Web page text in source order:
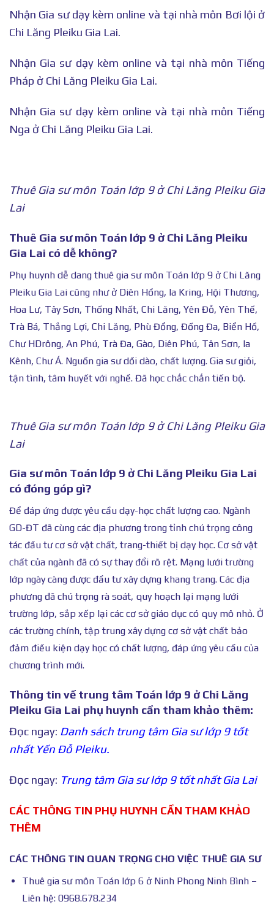
Nhận Gia sư dạy kèm online và tại nhà môn Bơi lội ở
Chi Lăng Pleiku Gia Lai.
Nhận Gia sư dạy kèm online và tại nhà môn Tiếng
Pháp ở Chi Lăng Pleiku Gia Lai.
Nhận Gia sư dạy kèm online và tại nhà môn Tiếng
Nga ở Chi Lăng Pleiku Gia Lai.
Thuê Gia sư môn Toán lớp 9 ở Chi Lăng Pleiku Gia
Lai
Thuê Gia sư môn Toán lớp 9 ở Chi Lăng Pleiku
Gia Lai có dễ không?
Phụ huynh dễ dang thuê gia sư môn Toán lớp 9 ở Chi Lăng
Pleiku Gia Lai cũng như ở Diên Hồng, Ia Kring, Hội Thương,
Hoa Lư, Tây Sơn, Thống Nhất, Chi Lăng, Yên Đỗ, Yên Thế,
Trà Bá, Thắng Lợi, Chi Lăng, Phù Đổng, Đống Đa, Biển Hồ,
Chư HDrông, An Phú, Trà Đa, Gào, Diên Phú, Tân Sơn, Ia
Kênh, Chư Á. Nguồn gia sư dồi dào, chất lượng. Gia sư giỏi,
tận tình, tâm huyết với nghề. Đã học chắc chắn tiến bộ.
Thuê Gia sư môn Toán lớp 9 ở Chi Lăng Pleiku Gia
Lai
Gia sư môn Toán lớp 9 ở Chi Lăng Pleiku Gia Lai
có đóng góp gì?
Để đáp ứng được yêu cầu dạy-học chất lượng cao. Ngành
GD-ĐT đã cùng các địa phương trong tỉnh chú trọng công
tác đầu tư cơ sở vật chất, trang-thiết bị dạy học. Cơ sở vật
chất của ngành đã có sự thay đổi rõ rệt. Mạng lưới trường
lớp ngày càng được đầu tư xây dựng khang trang. Các địa
phương đã chú trọng rà soát, quy hoạch lại mạng lưới
trường lớp, sắp xếp lại các cơ sở giáo dục có quy mô nhỏ. Ở
các trường chính, tập trung xây dựng cơ sở vật chất bảo
đảm điều kiện dạy học có chất lượng, đáp ứng yêu cầu của
chương trình mới.
Thông tin về trung tâm Toán lớp 9 ở Chi Lăng
Pleiku Gia Lai phụ huynh cần tham khảo thêm:
Đọc ngay: Danh sách trung tâm Gia sư lớp 9 tốt
nhất Yến Đỗ Pleiku.
Đọc ngay: Trung tâm Gia sư lớp 9 tốt nhất Gia Lai
CÁC THÔNG TIN PHỤ HUYNH CẦN THAM KHẢO
THÊM
CÁC THÔNG TIN QUAN TRỌNG CHO VIỆC THUÊ GIA SƯ
Thuê gia sư môn Toán lớp 6 ở Ninh Phong Ninh Bình –
Liên hệ: 0968.678.234